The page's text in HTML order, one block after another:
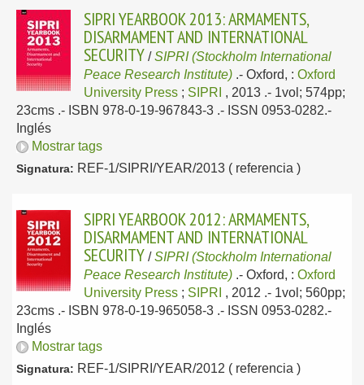
SIPRI YEARBOOK 2013: ARMAMENTS,
DISARMAMENT AND INTERNATIONAL
SECURITY /SIPRI (Stockholm International
Peace Research Institute) .- Oxford, : Oxford
University Press ; SIPRI , 2013 .- 1vol; 574pp;
23cms .- ISBN 978-0-19-967843-3 .- ISSN 0953-0282.-
Inglés
Mostrar tags
Signatura: REF-1/SIPRI/YEAR/2013 ( referencia )
SIPRI YEARBOOK 2012: ARMAMENTS,
DISARMAMENT AND INTERNATIONAL
SECURITY /SIPRI (Stockholm International
Peace Research Institute) .- Oxford, : Oxford
University Press ; SIPRI , 2012 .- 1vol; 560pp;
23cms .- ISBN 978-0-19-965058-3 .- ISSN 0953-0282.-
Inglés
Mostrar tags
Signatura: REF-1/SIPRI/YEAR/2012 ( referencia )